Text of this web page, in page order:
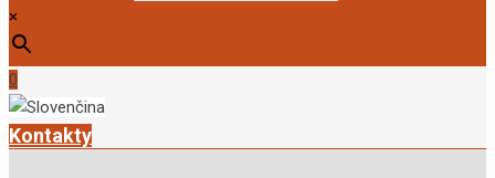
×
0
Kontakty